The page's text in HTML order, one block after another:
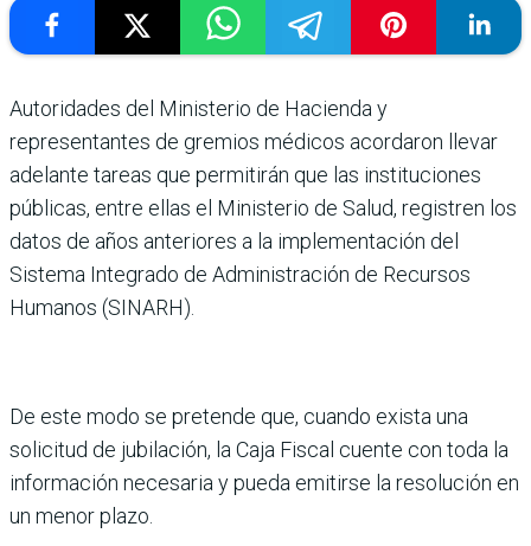
Autoridades del Ministerio de Hacienda y
representantes de gremios médicos acordaron llevar
adelante tareas que permitirán que las instituciones
públicas, entre ellas el Ministerio de Salud, registren los
datos de años anteriores a la implementación del
Sistema Integrado de Administración de Recursos
Humanos (SINARH).
De este modo se pretende que, cuando exista una
solicitud de jubilación, la Caja Fiscal cuente con toda la
información necesaria y pueda emitirse la resolución en
un menor plazo.